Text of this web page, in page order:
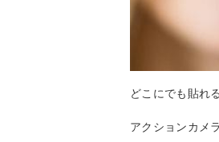
どこにでも貼れ
アクションカメ